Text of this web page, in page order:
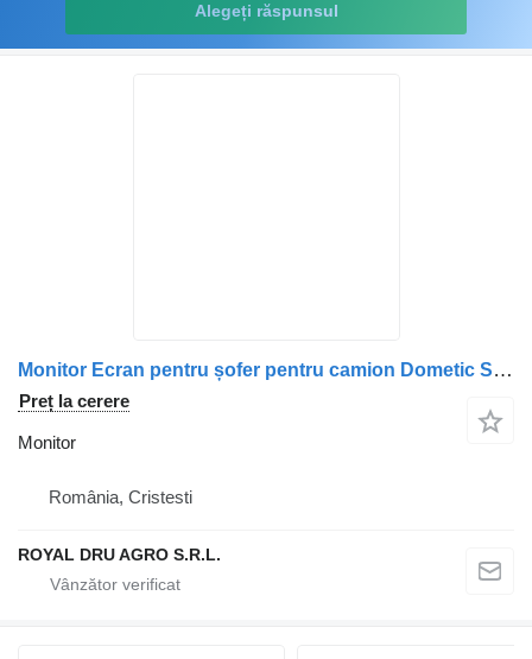
Alegeți răspunsul
Monitor Ecran pentru șofer pentru camion Dometic Scania ML75LX 9600000064-12
Preț la cerere
Monitor
România, Cristesti
ROYAL DRU AGRO S.R.L.